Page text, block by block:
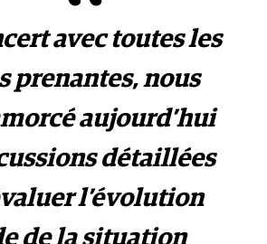
avec toutes les
prenantes, nous
aujourd’hui
détaillées
l’évolution
de la situation